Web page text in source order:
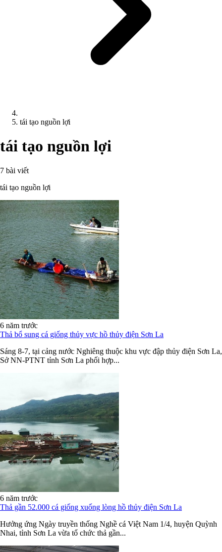
tái tạo nguồn lợi
tái tạo nguồn lợi
7 bài viết
tái tạo nguồn lợi
6 năm trước
Thả bổ sung cá giống thủy vực hồ thủy điện Sơn La
Sáng 8-7, tại cảng nước Nghiêng thuộc khu vực đập thủy điện Sơn La,
Sở NN-PTNT tỉnh Sơn La phối hợp...
6 năm trước
Thả gần 52.000 cá giống xuống lòng hồ thủy điện Sơn La
Hưởng ứng Ngày truyền thống Nghề cá Việt Nam 1/4, huyện Quỳnh
Nhai, tỉnh Sơn La vừa tổ chức thả gần...